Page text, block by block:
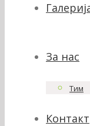
За нас
Тим
Контакт